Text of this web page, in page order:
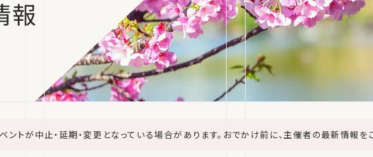
報
ントが中止・延期・変更となっている場合があります。おでかけ前に、主催者の最新情報を